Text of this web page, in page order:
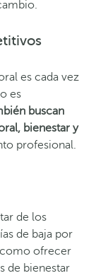
es cada vez
es
buscan
bienestar y
profesional.
de los
de baja por
como ofrecer
de bienestar